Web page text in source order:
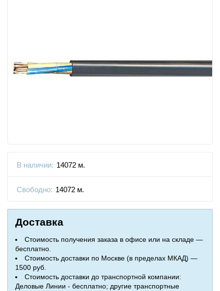
В наличии: 14072 м.
Свободно: 14072 м.
Доставка
Стоимость получения заказа в офисе или на складе —
бесплатно.
Стоимость доставки по Москве (в пределах МКАД) —
1500 руб.
Стоимость доставки до транспортной компании:
Деловые Линии - бесплатно; другие транспортные